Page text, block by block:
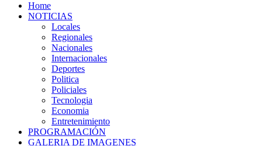
Home
NOTICIAS
Locales
Regionales
Nacionales
Internacionales
Deportes
Politica
Policiales
Tecnologia
Economia
Entretenimiento
PROGRAMACIÓN
GALERIA DE IMAGENES